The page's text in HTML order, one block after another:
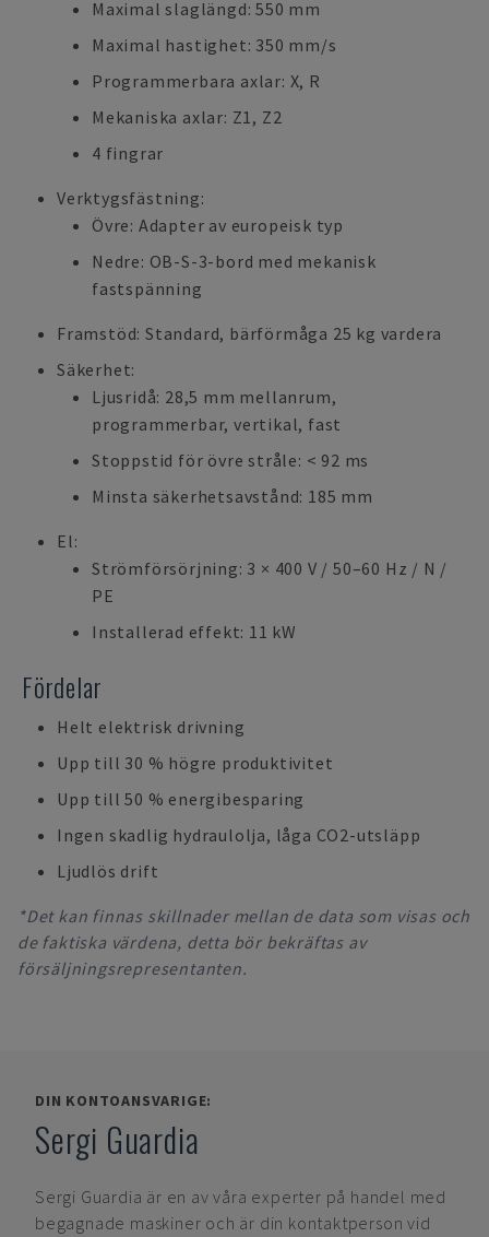
Maximal slaglängd: 550 mm
Maximal hastighet: 350 mm/s
Programmerbara axlar: X, R
Mekaniska axlar: Z1, Z2
4 fingrar
Verktygsfästning:
Övre: Adapter av europeisk typ
Nedre: OB-S-3-bord med mekanisk
fastspänning
Framstöd: Standard, bärförmåga 25 kg vardera
Säkerhet:
Ljusridå: 28,5 mm mellanrum,
programmerbar, vertikal, fast
Stoppstid för övre stråle: < 92 ms
Minsta säkerhetsavstånd: 185 mm
El:
Strömförsörjning: 3 × 400 V / 50–60 Hz / N /
PE
Installerad effekt: 11 kW
Fördelar
Helt elektrisk drivning
Upp till 30 % högre produktivitet
Upp till 50 % energibesparing
Ingen skadlig hydraulolja, låga CO2-utsläpp
Ljudlös drift
*Det kan finnas skillnader mellan de data som visas och
de faktiska värdena, detta bör bekräftas av
försäljningsrepresentanten.
DIN KONTOANSVARIGE:
Sergi Guardia
Sergi Guardia är en av våra experter på handel med
begagnade maskiner och är din kontaktperson vid